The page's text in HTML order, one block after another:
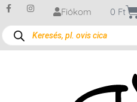
Fiókom 0 Ft